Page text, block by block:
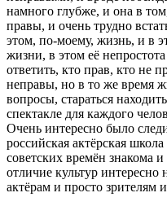
намного глубже, и она в
правы, и очень трудно
этом, по-моему, жизнь, и в
жизни, в этом её
ответить, кто прав, кто не
неправы, но в то же время
вопросы, стараться
спектакле для каждого
Очень интересно было
российская актёрская
советских времён знакома
отличие культур
актёрам и просто зрителям